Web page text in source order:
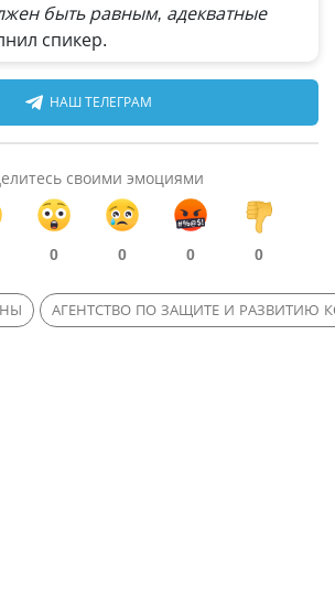
быть равным, адекватные
спикер.
НАШ ТЕЛЕГРАМ
своими эмоциями
0 0 0 0
АГЕНТСТВО ПО ЗАЩИТЕ И РАЗВИТИЮ